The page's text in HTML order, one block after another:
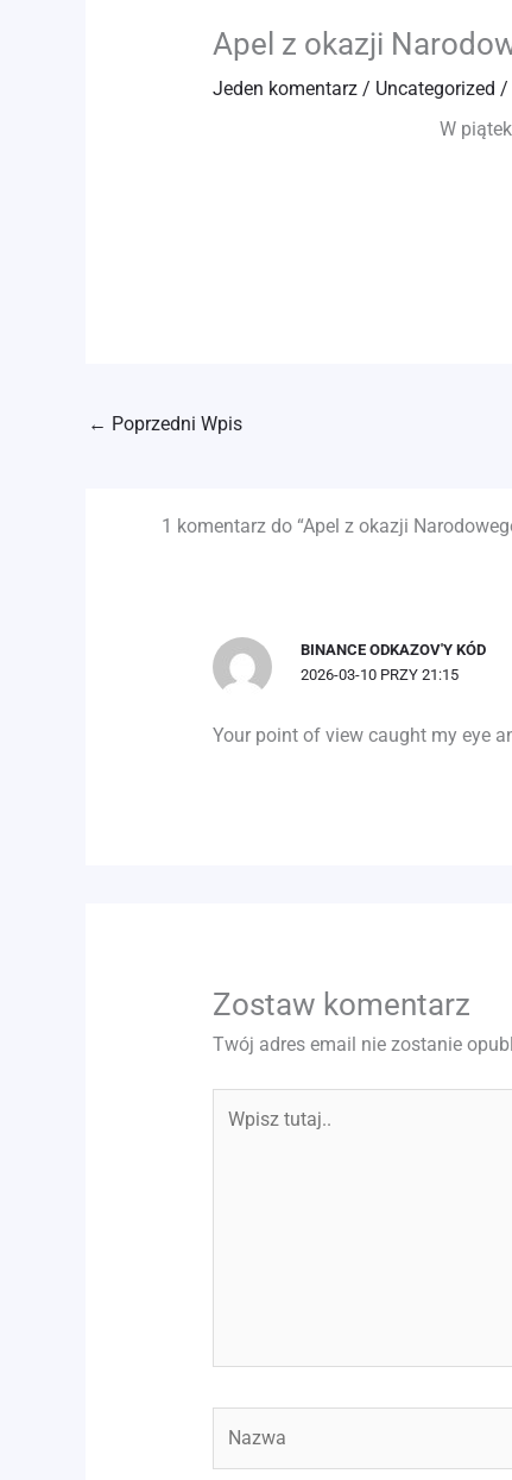
Apel z okazji
Jeden komentarz / Uncategorized /
W
← Poprzedni Wpis
1 komentarz do “Apel z okazji
BINANCE ODKAZOV'Y KÓD
2026-03-10 PRZY 21:15
Your point of view caught my eye
Zostaw komentarz
Twój adres email nie zostanie
tutaj..